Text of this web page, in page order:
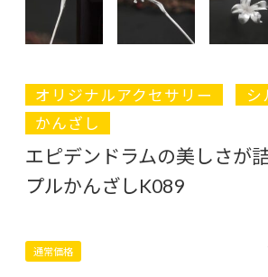
オリジナルアクセサリー
シ
かんざし
エピデンドラムの美しさが
プルかんざしK089
通常価格